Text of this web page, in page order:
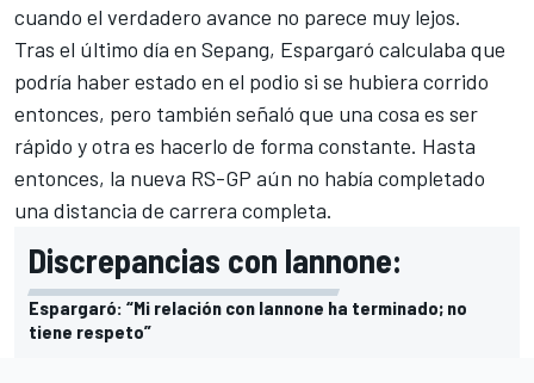
cuando el verdadero avance no parece muy lejos.
Tras el último día en Sepang, Espargaró calculaba que
podría haber estado en el podio si se hubiera corrido
entonces, pero también señaló que una cosa es ser
rápido y otra es hacerlo de forma constante. Hasta
entonces, la nueva RS-GP aún no había completado
una distancia de carrera completa.
Discrepancias con Iannone:
Espargaró: “Mi relación con Iannone ha terminado; no
tiene respeto”